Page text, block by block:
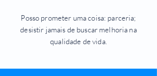
Posso prometer uma coisa: parceria;
desistir jamais de buscar melhoria na
qualidade de vida.